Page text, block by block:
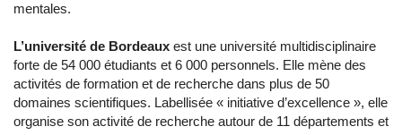
mentales.
L’université de Bordeaux est une université multidisciplinaire
forte de 54 000 étudiants et 6 000 personnels. Elle mène des
activités de formation et de recherche dans plus de 50
domaines scientifiques. Labellisée « initiative d’excellence », elle
organise son activité de recherche autour de 11 départements et